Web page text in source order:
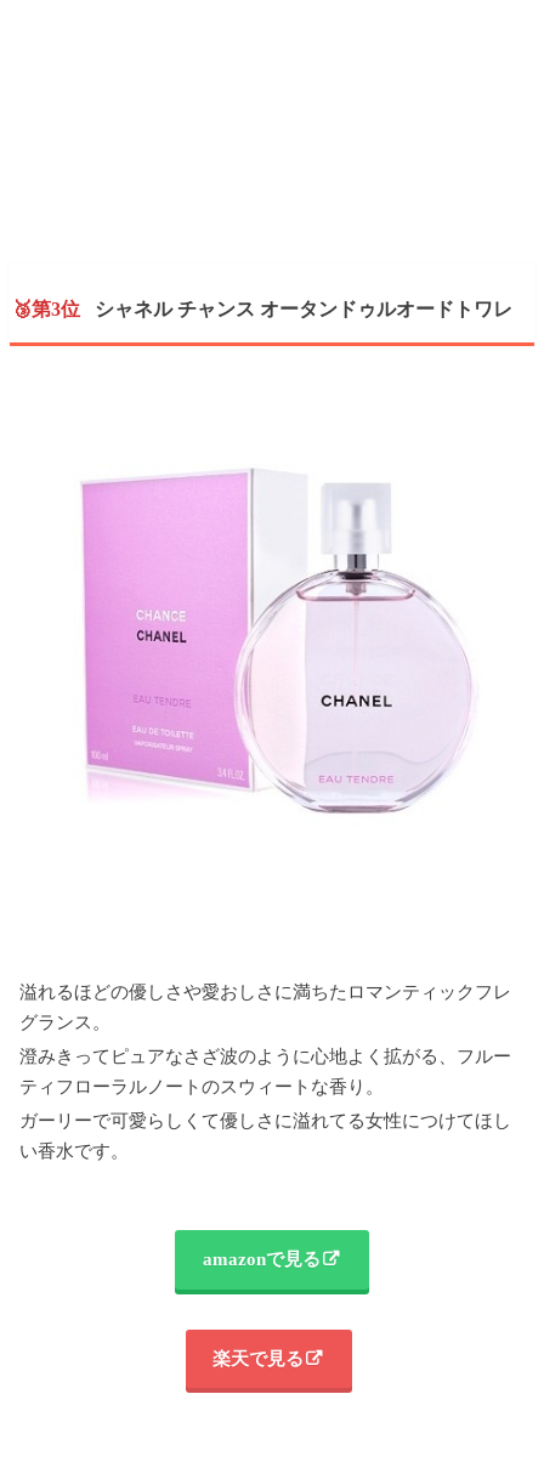
🥉第3位 シャネル チャンス オータンドゥルオードトワレ
溢れるほどの優しさや愛おしさに満ちたロマンティックフレ
グランス。
澄みきってピュアなさざ波のように心地よく拡がる、フルー
ティフローラルノートのスウィートな香り。
ガーリーで可愛らしくて優しさに溢れてる女性につけてほし
い香水です。
amazonで見る
楽天で見る